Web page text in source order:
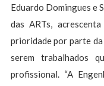
Eduardo Domingues e
das ARTs,
prioridade por parte da
serem trabalhados
profissional. “A